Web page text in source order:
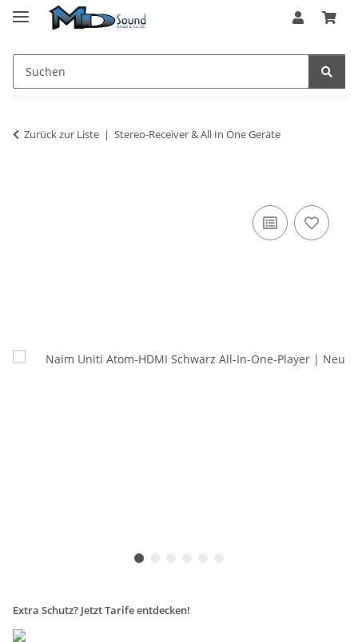
Zurück zur Liste Stereo-Receiver & All In One Geräte
Extra Schutz? Jetzt Tarife entdecken!